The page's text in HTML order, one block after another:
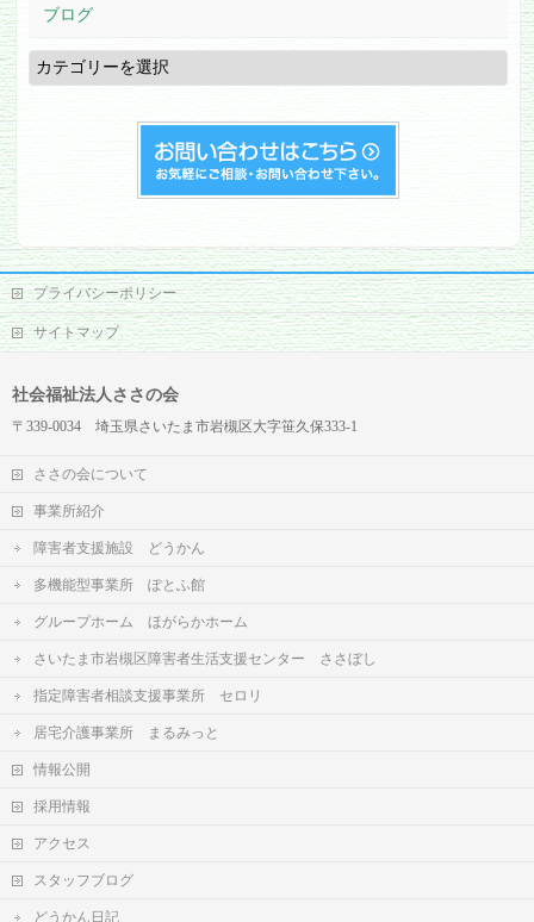
ブログ
ブ
ロ
グ
プライバシーポリシー
サイトマップ
社会福祉法人ささの会
〒339-0034 埼玉県さいたま市岩槻区大字笹久保333-1
ささの会について
事業所紹介
障害者支援施設 どうかん
多機能型事業所 ぽとふ館
グループホーム ほがらかホーム
さいたま市岩槻区障害者生活支援センター ささぼし
指定障害者相談支援事業所 セロリ
居宅介護事業所 まるみっと
情報公開
採用情報
アクセス
スタッフブログ
どうかん日記